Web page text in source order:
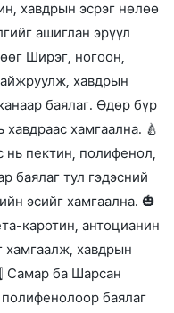
хавдрын эсрэг нөлөө
ашиглан эрүүл
Ширэг, ногоон,
хавдрын
баялаг. Өдөр бүр
хамгаална. 🍐
пектин, полифенол,
баялаг тул гэдэсний
эсийг хамгаална. 🎃
каротин, антоцианин
хамгаалж, хавдрын
Самар ба Шарсан
баялаг